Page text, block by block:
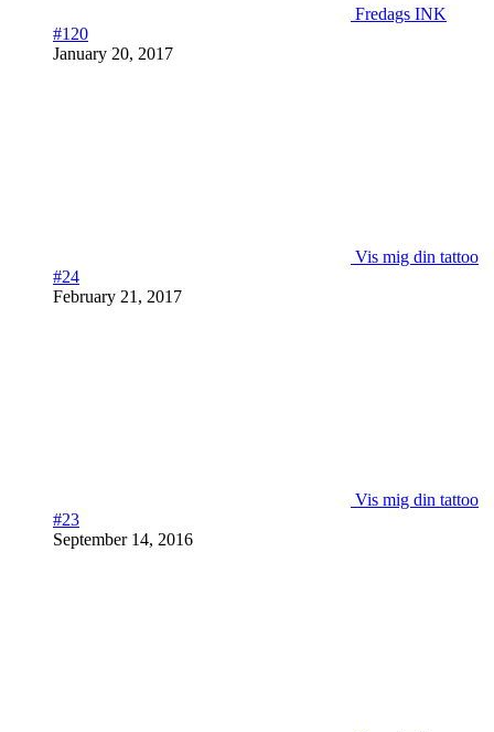
Fredags INK
#120
January 20, 2017
Vis mig din tattoo
#24
February 21, 2017
Vis mig din tattoo
#23
September 14, 2016